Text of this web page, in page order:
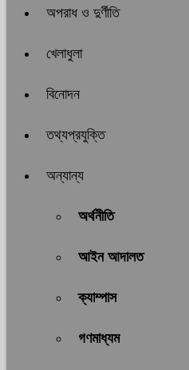
অপরাধ ও দুর্ণীতি
খেলাধুলা
বিনোদন
তথ্যপ্রযুক্তি
অন্যান্য
অর্থনীতি
আইন আদালত
ক্যাম্পাস
গণমাধ্যম